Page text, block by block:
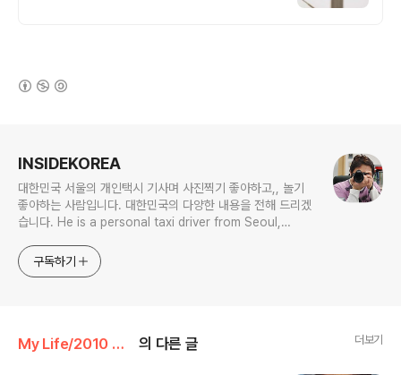
INSIDEKOREA
대한민국 서울의 개인택시 기사며 사진찍기 좋아하고,, 놀기
좋아하는 사람입니다. 대한민국의 다양한 내용을 전해 드리겠
습니다. He is a personal taxi driver from Seoul,
play. I will give you various contents of Korea.
구독하기
My Life/2010 하루 의 다른 글 더보기